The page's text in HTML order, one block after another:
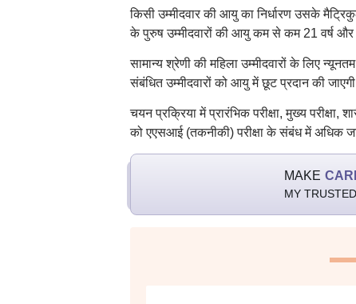
किसी उम्मीदवार की आयु का निर्धारण उसके
के पुरुष उम्मीदवारों की आयु कम से कम 21 वर्ष और
सामान्य श्रेणी की महिला उम्मीदवारों के लिए
संबंधित उम्मीदवारों को आयु में छूट प्रदान की
चयन प्रक्रिया में प्रारंभिक परीक्षा, मुख्य परीक्षा,
को एएसआई (तकनीकी) परीक्षा के संबंध में अधिक
MAKE
MY